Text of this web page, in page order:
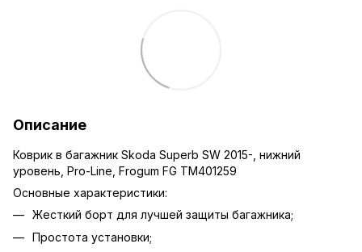
Описание
Коврик в багажник Skoda Superb SW 2015-, нижний
уровень, Pro-Line, Frogum FG TM401259
Основные характеристики:
Жесткий борт для лучшей защиты багажника;
Простота установки;